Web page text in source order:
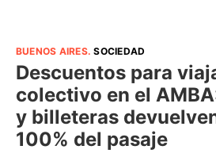
BUENOS AIRES.SOCIEDAD
Descuentos para
colectivo en el
y billeteras
100% del pasaje